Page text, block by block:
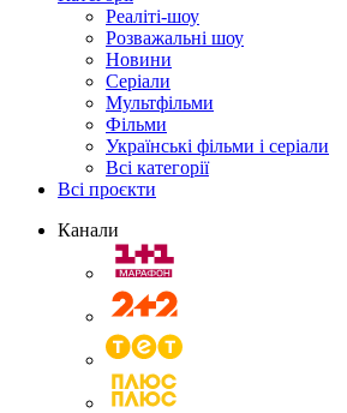
Реаліті-шоу
Розважальні шоу
Новини
Серіали
Мультфільми
Фільми
Українські фільми і серіали
Всі категорії
Всі проєкти
Канали